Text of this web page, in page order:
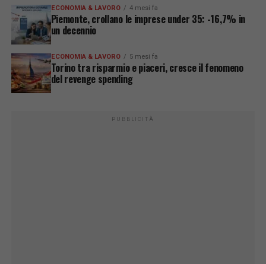
ECONOMIA & LAVORO 4 mesi fa
Piemonte, crollano le imprese under 35: -16,7% in
un decennio
ECONOMIA & LAVORO 5 mesi fa
Torino tra risparmio e piaceri, cresce il fenomeno
del revenge spending
PUBBLICITÀ